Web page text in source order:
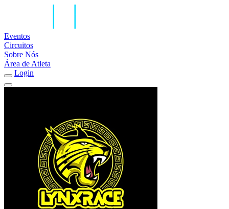
Eventos
Circuitos
Sobre Nós
Área de Atleta
Login